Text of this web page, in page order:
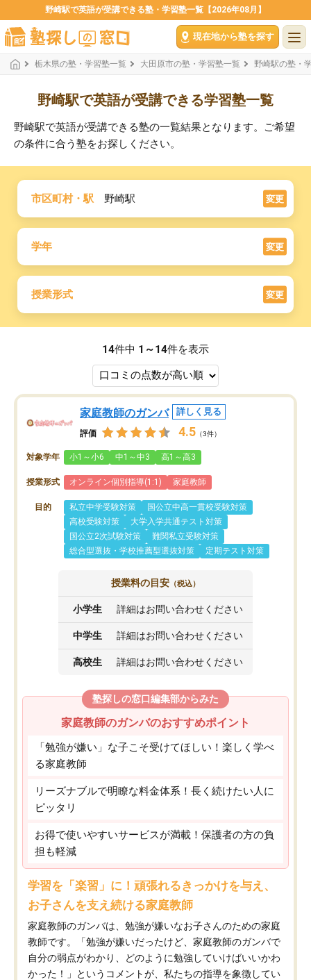
野崎駅で英語が受講できる塾・学習塾一覧【2026年08月】
現在地から塾を探す
栃木県の塾・学習塾一覧 大田原市の塾・学習塾一覧 野崎駅の塾・
野崎駅で英語が受講できる学習塾一覧
野崎駅で英語が受講できる塾の一覧結果となります。ご希望
の条件に合う塾をお探しください。
市区町村・駅 野崎駅 変更
学年 変更
授業形式 変更
14件中 1～14件を表示
家庭教師のガンバ 詳しく見る
評価 4.5 （3件）
対象学年 小1～小6 中1～中3 高1～高3
授業形式 オンライン個別指導(1:1) 家庭教師
目的 私立中学受験対策
国公立中高一貫校受験対策
高校受験対策
大学入学共通テスト対策
国公立2次試験対策
難関私立受験対策
総合型選抜・学校推薦型選抜対策
定期テスト対策
授業料の目安 （税込）
小学生 詳細はお問い合わせください
中学生 詳細はお問い合わせください
高校生 詳細はお問い合わせください
塾探しの窓口編集部からみた
家庭教師のガンバのおすすめポイント
「勉強が嫌い」な子こそ受けてほしい！楽しく学べ
る家庭教師
リーズナブルで明瞭な料金体系！長く続けたい人に
ピッタリ
お得で使いやすいサービスが満載！保護者の方の負
担も軽減
学習を「楽習」に！頑張れるきっかけを与え、
お子さんを支え続ける家庭教師
家庭教師のガンバは、勉強が嫌いなお子さんのための家庭
教師です。「勉強が嫌いだったけど、家庭教師のガンバで
自分の弱点がわかり、どのように勉強していけばいいかわ
かった！」というコメントが、私たちの指導を象徴してい